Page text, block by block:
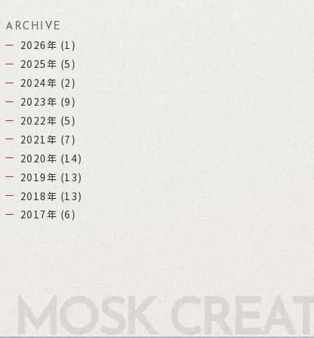
ARCHIVE
2026年 (1)
2025年 (5)
2024年 (2)
2023年 (9)
2022年 (5)
2021年 (7)
2020年 (14)
2019年 (13)
2018年 (13)
2017年 (6)